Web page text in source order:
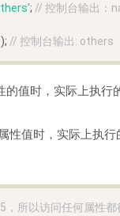
; // 控制台输出：
); // 控制台输出: others
的值时，实际上执行
性值时，实际上执行
，所以访问任何属性都